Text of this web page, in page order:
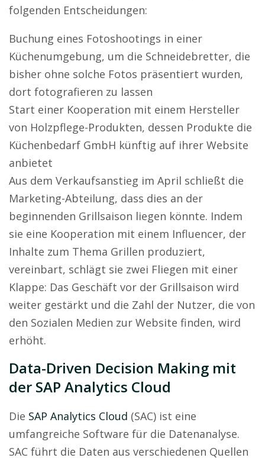
folgenden Entscheidungen:
Buchung eines Fotoshootings in einer
Küchenumgebung, um die Schneidebretter, die
bisher ohne solche Fotos präsentiert wurden,
dort fotografieren zu lassen
Start einer Kooperation mit einem Hersteller
von Holzpflege-Produkten, dessen Produkte die
Küchenbedarf GmbH künftig auf ihrer Website
anbietet
Aus dem Verkaufsanstieg im April schließt die
Marketing-Abteilung, dass dies an der
beginnenden Grillsaison liegen könnte. Indem
sie eine Kooperation mit einem Influencer, der
Inhalte zum Thema Grillen produziert,
vereinbart, schlägt sie zwei Fliegen mit einer
Klappe: Das Geschäft vor der Grillsaison wird
weiter gestärkt und die Zahl der Nutzer, die von
den Sozialen Medien zur Website finden, wird
erhöht.
Data-Driven Decision Making mit
der SAP Analytics Cloud
Die SAP Analytics Cloud (SAC) ist eine
umfangreiche Software für die Datenanalyse.
SAC führt die Daten aus verschiedenen Quellen